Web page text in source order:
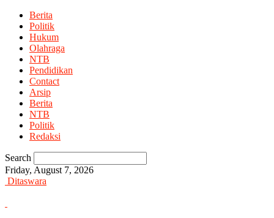
Berita
Politik
Hukum
Olahraga
NTB
Pendidikan
Contact
Arsip
Berita
NTB
Politik
Redaksi
Search
Friday, August 7, 2026
Ditaswara